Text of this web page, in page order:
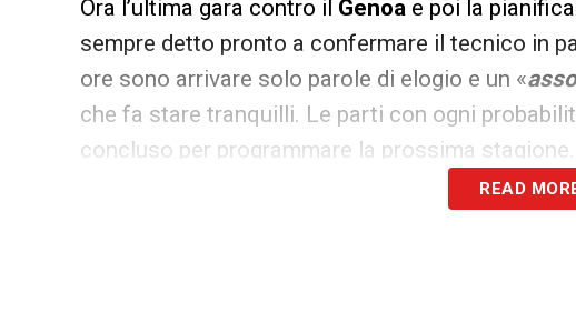
Ora l’ultima gara contro il Genoa e poi la
sempre detto pronto a confermare il tecnico in
ore sono arrivare solo parole di elogio e un «
che fa stare tranquilli. Le parti con ogni
concluso per programmare la prossima
Mi chiamo Semplici, vado con calma e
READ